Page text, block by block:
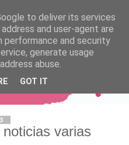
varias
to deliver its services
and user-agent are
performance and security
generate usage
abuse.
GOT IT